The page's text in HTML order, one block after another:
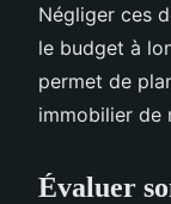
Négliger ces
le budget à
permet de
immobilier de
Évaluer